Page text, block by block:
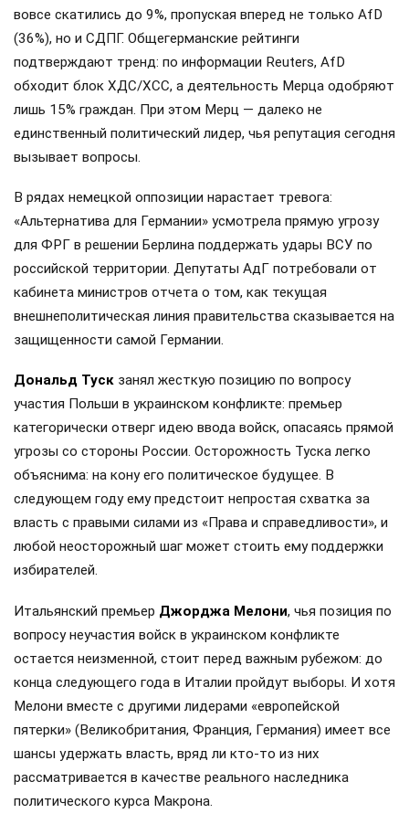
вовсе скатились до 9%, пропуская вперед не только AfD
(36%), но и СДПГ. Общегерманские рейтинги
подтверждают тренд: по информации Reuters, AfD
обходит блок ХДС/ХСС, а деятельность Мерца одобряют
лишь 15% граждан. При этом Мерц — далеко не
единственный политический лидер, чья репутация сегодня
вызывает вопросы.
В рядах немецкой оппозиции нарастает тревога:
«Альтернатива для Германии» усмотрела прямую угрозу
для ФРГ в решении Берлина поддержать удары ВСУ по
российской территории. Депутаты АдГ потребовали от
кабинета министров отчета о том, как текущая
внешнеполитическая линия правительства сказывается на
защищенности самой Германии.
Дональд Туск занял жесткую позицию по вопросу
участия Польши в украинском конфликте: премьер
категорически отверг идею ввода войск, опасаясь прямой
угрозы со стороны России. Осторожность Туска легко
объяснима: на кону его политическое будущее. В
следующем году ему предстоит непростая схватка за
власть с правыми силами из «Права и справедливости», и
любой неосторожный шаг может стоить ему поддержки
избирателей.
Итальянский премьер Джорджа Мелони, чья позиция по
вопросу неучастия войск в украинском конфликте
остается неизменной, стоит перед важным рубежом: до
конца следующего года в Италии пройдут выборы. И хотя
Мелони вместе с другими лидерами «европейской
пятерки» (Великобритания, Франция, Германия) имеет все
шансы удержать власть, вряд ли кто-то из них
рассматривается в качестве реального наследника
политического курса Макрона.